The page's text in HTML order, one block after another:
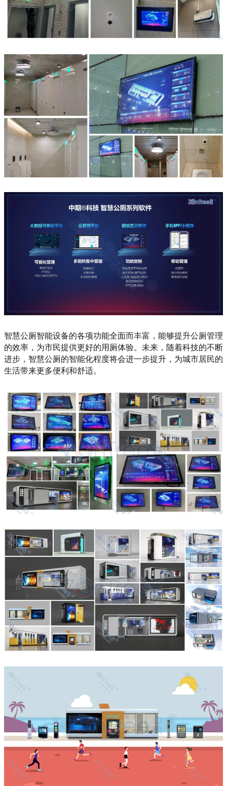
智慧公厕智能设备的各项功能全面而丰富，能够提升公厕管理
的效率，为市民提供更好的用厕体验。未来，随着科技的不断
进步，智慧公厕的智能化程度将会进一步提升，为城市居民的
生活带来更多便利和舒适。